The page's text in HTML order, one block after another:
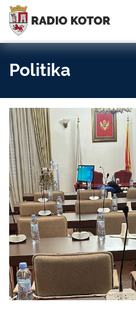
S PONOSOM NOSIMO IME
SVOG GRADA!
Politika